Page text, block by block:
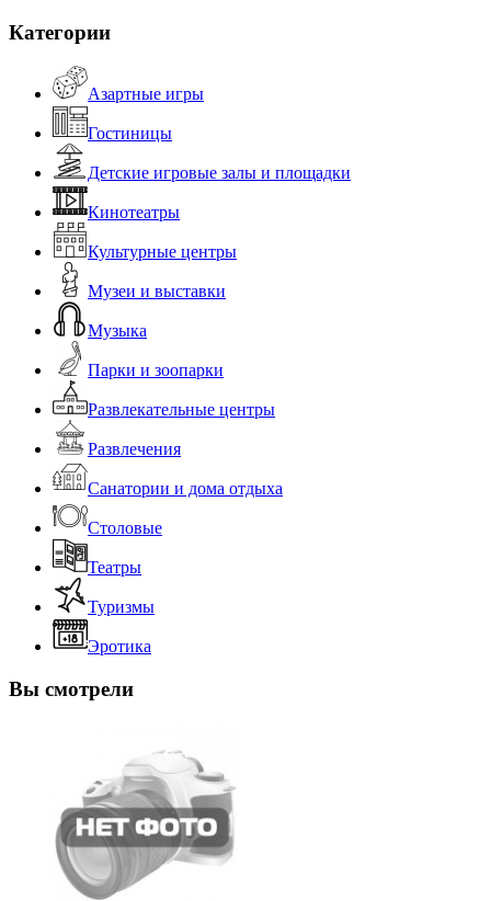
Категории
Азартные игры
Гостиницы
Детские игровые залы и площадки
Кинотеатры
Культурные центры
Музеи и выставки
Музыка
Парки и зоопарки
Развлекательные центры
Развлечения
Санатории и дома отдыха
Столовые
Театры
Туризмы
Эротика
Вы смотрели